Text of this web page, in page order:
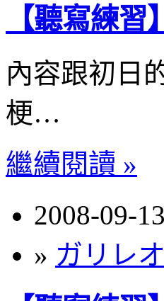
【聽寫練
內容跟初日
梗…
繼續閱讀 »
2008-09-
» ガリレオ